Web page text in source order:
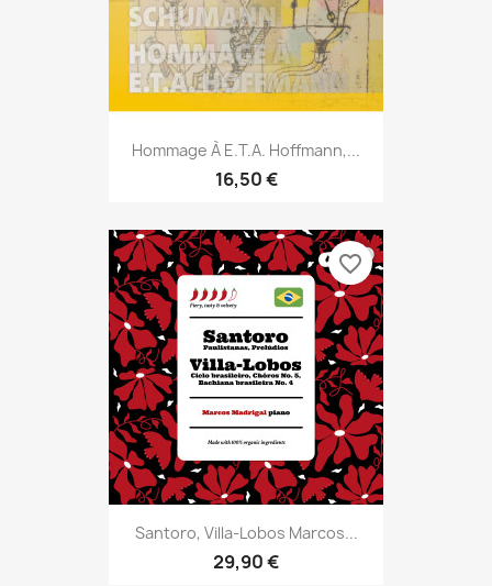
Hommage À E.T.A. Hoffmann,...
16,50 €
Santoro, Villa-Lobos Marcos...
29,90 €
favorite_border